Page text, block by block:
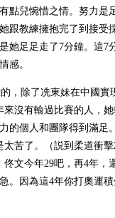
點兒惋惜之情。努力是
跟教練擁抱完了到接受
她足足走了7分鐘。這7
感。
除了冼東妹在中國實
沒有輸過比賽的人，
的個人和團隊得到滿足
苦了。（説到柔道衝
文今年29吧，再4年，
因為這4年你打奧運積